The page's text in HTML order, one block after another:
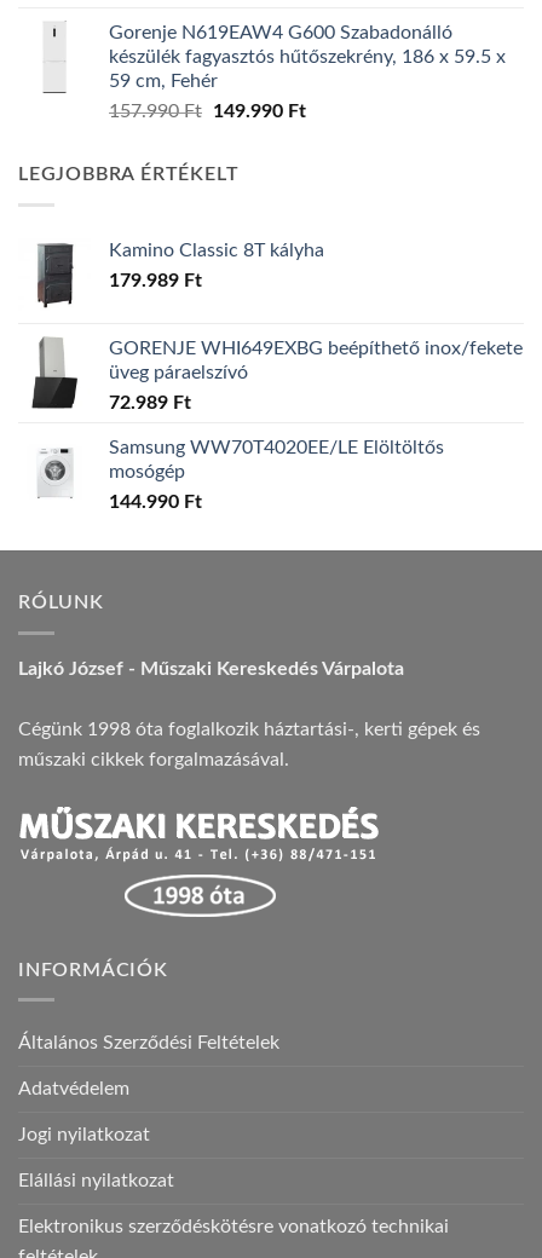
was:
139.990 Ft.
is:
119.990 Ft.
Gorenje N619EAW4 G600 Szabadonálló
készülék fagyasztós hűtőszekrény, 186 x 59.5 x
59 cm, Fehér
157.990Ft
Original
157.990 Ft.
149.990 FtCurrent
LEGJOBBRA ÉRTÉKELT
Kamino Classic 8T kályha
179.989 Ft
GORENJE WHI649EXBG beépíthető inox/fekete
üveg páraelszívó
72.989 Ft
Samsung WW70T4020EE/LE Elöltöltős
mosógép
144.990 Ft
RÓLUNK
Lajkó József - Műszaki Kereskedés Várpalota
Cégünk 1998 óta foglalkozik háztartási-, kerti gépek és
műszaki cikkek forgalmazásával.
INFORMÁCIÓK
Általános Szerződési Feltételek
Adatvédelem
Jogi nyilatkozat
Elállási nyilatkozat
Elektronikus szerződéskötésre vonatkozó technikai